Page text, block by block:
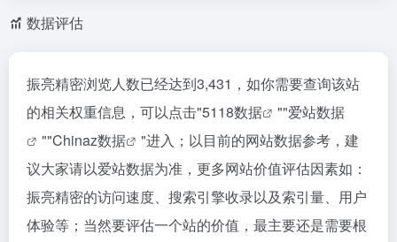
数据评估
振亮精密浏览人数已经达到3,431，如你需要查询该站
的相关权重信息，可以点击"5118数据 ""爱站数据
""Chinaz数据
"进入；以目前的网站数据参考，建
议大家请以爱站数据为准，更多网站价值评估因素如：
振亮精密的访问速度、搜索引擎收录以及索引量、用户
体验等；当然要评估一个站的价值，最主要还是需要根